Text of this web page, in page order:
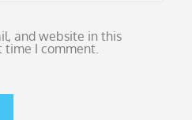
and website in this
time I comment.